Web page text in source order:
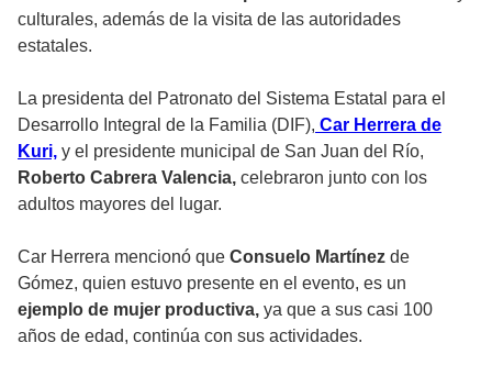
culturales, además de la visita de las autoridades
estatales.
La presidenta del Patronato del Sistema Estatal para el
Desarrollo Integral de la Familia (DIF), Car Herrera de
Kuri, y el presidente municipal de San Juan del Río,
Roberto Cabrera Valencia, celebraron junto con los
adultos mayores del lugar.
Car Herrera mencionó que Consuelo Martínez de
Gómez, quien estuvo presente en el evento, es un
ejemplo de mujer productiva, ya que a sus casi 100
años de edad, continúa con sus actividades.